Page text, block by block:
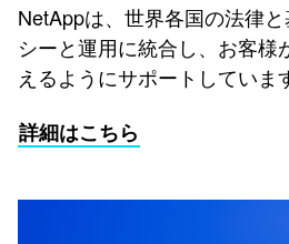
NetAppは、世界各国の法律
シーと運用に統合し、お客様
えるようにサポートしていま
詳細はこちら